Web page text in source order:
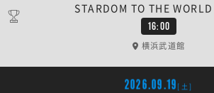
16:00
STARDOM TO THE
横浜武道館
2026.09.19 [土]